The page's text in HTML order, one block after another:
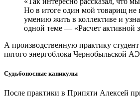
Но в итоге один мой товарищ не
умению жить в коллективе и
одной теме — «Расчет активной
А производственную практику
пятого энергоблока Чернобыльской
Судьбоносные каникулы
После практики в Припяти Алексей